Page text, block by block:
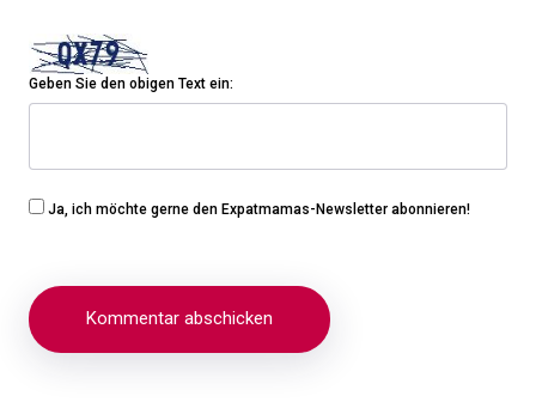
Geben Sie den obigen Text ein:
Ja, ich möchte gerne den Expatmamas-Newsletter abonnieren!